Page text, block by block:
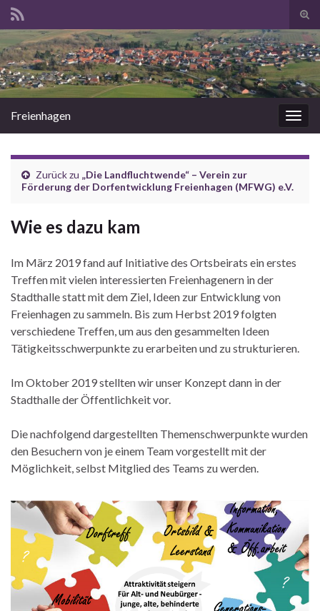
Search for:
Freienhagen
Zurück zu „Die Landfluchtwende“ – Verein zur
Förderung der Dorfentwicklung Freienhagen (MFWG) e.V.
Wie es dazu kam
Im März 2019 fand auf Initiative des Ortsbeirats ein erstes
Treffen mit vielen interessierten Freienhagenern in der
Stadthalle statt mit dem Ziel, Ideen zur Entwicklung von
Freienhagen zu sammeln. Bis zum Herbst 2019 folgten
verschiedene Treffen, um aus den gesammelten Ideen
Tätigkeitsschwerpunkte zu erarbeiten und zu strukturieren.
Im Oktober 2019 stellten wir unser Konzept dann in der
Stadthalle der Öffentlichkeit vor.
Die nachfolgend dargestellten Themenschwerpunkte wurden
den Besuchern von je einem Team vorgestellt mit der
Möglichkeit, selbst Mitglied des Teams zu werden.